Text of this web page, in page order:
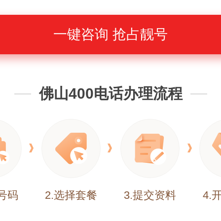
一键咨询 抢占靓号
佛山400电话办理流程
码 2.选择套餐 3.提交资料 4.